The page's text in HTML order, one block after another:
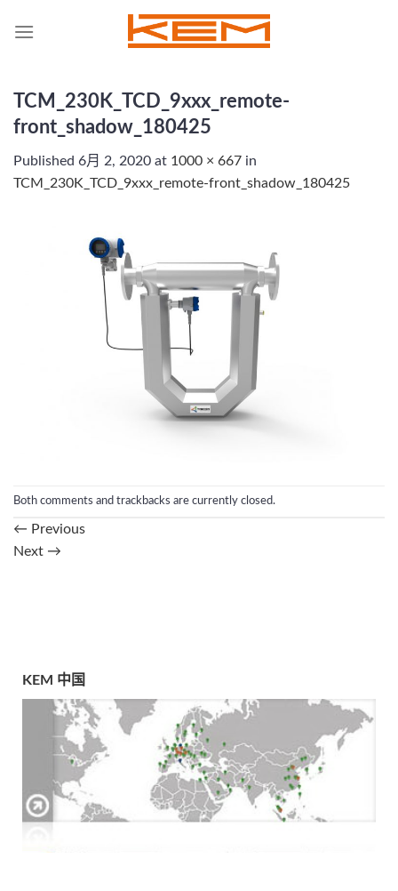
TCM_230K_TCD_9xxx_remote-
front_shadow_180425
Published 6月 2, 2020 at 1000 × 667 in
TCM_230K_TCD_9xxx_remote-front_shadow_180425
Both comments and trackbacks are currently closed.
← Previous
Next →
KEM 中国